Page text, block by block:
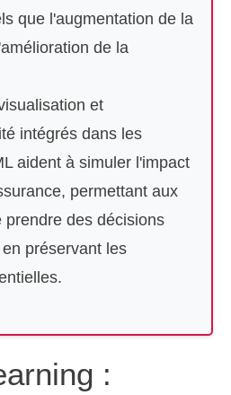
que l'augmentation de la
de la
et
intégrés dans les
aident à simuler l'impact
permettant aux
prendre des décisions
préservant les
: